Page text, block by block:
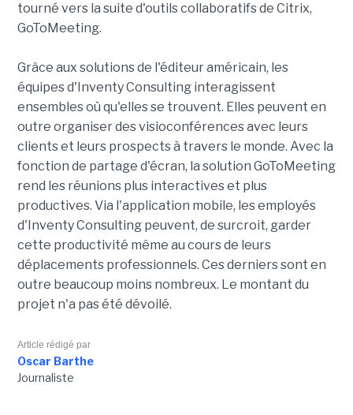
tourné vers la suite d'outils collaboratifs de Citrix,
GoToMeeting.
Grâce aux solutions de l'éditeur américain, les
équipes d'Inventy Consulting interagissent
ensembles où qu'elles se trouvent. Elles peuvent en
outre organiser des visioconférences avec leurs
clients et leurs prospects à travers le monde. Avec la
fonction de partage d'écran, la solution GoToMeeting
rend les réunions plus interactives et plus
productives. Via l'application mobile, les employés
d'Inventy Consulting peuvent, de surcroit, garder
cette productivité même au cours de leurs
déplacements professionnels. Ces derniers sont en
outre beaucoup moins nombreux. Le montant du
projet n'a pas été dévoilé.
Article rédigé par
Oscar Barthe
Journaliste